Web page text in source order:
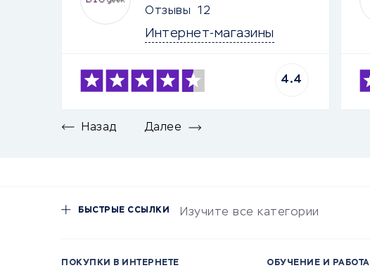
Отзывы 12
Интернет-магазины
4.4
Назад Далее
БЫСТРЫЕ ССЫЛКИ Изучите все категории
ПОКУПКИ В ИНТЕРНЕТЕ ОБУЧЕНИЕ И РАБОТА